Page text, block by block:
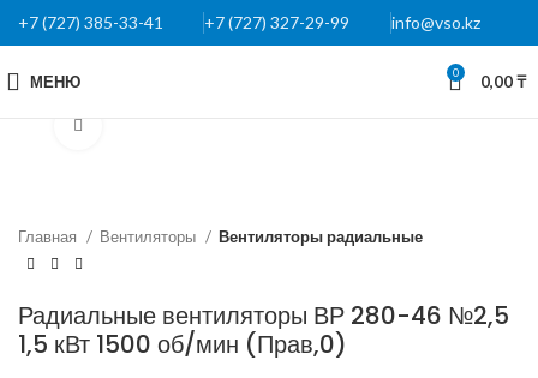
+7 (727) 385-33-41 +7 (727) 327-29-99 info@vso.kz
МЕНЮ 0 0,00₸
Главная Вентиляторы Вентиляторы радиальные
Радиальные вентиляторы ВР 280-46 №2,5
1,5 кВт 1500 об/мин (Прав,0)